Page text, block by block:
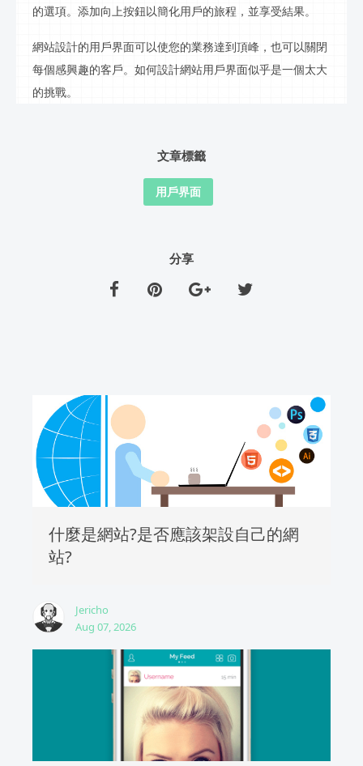
的選項。添加向上按鈕以簡化用戶的旅程，並享受結果。
網站設計的用戶界面可以使您的業務達到頂峰，也可以關閉
每個感興趣的客戶。如何設計網站用戶界面似乎是一個太大
的挑戰。
文章標籤
用戶界面
分享
什麼是網站?是否應該架設自己的網
站?
Jericho
Aug 07, 2026